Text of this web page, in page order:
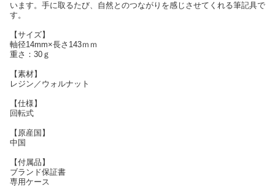
います。手に取るたび、自然とのつながりを感じさせてくれる筆記具で
す。
【サイズ】
軸径14mm×長さ143ｍｍ
重さ：30ｇ
【素材】
レジン／ウォルナット
【仕様】
回転式
【原産国】
中国
【付属品】
ブランド保証書
専用ケース